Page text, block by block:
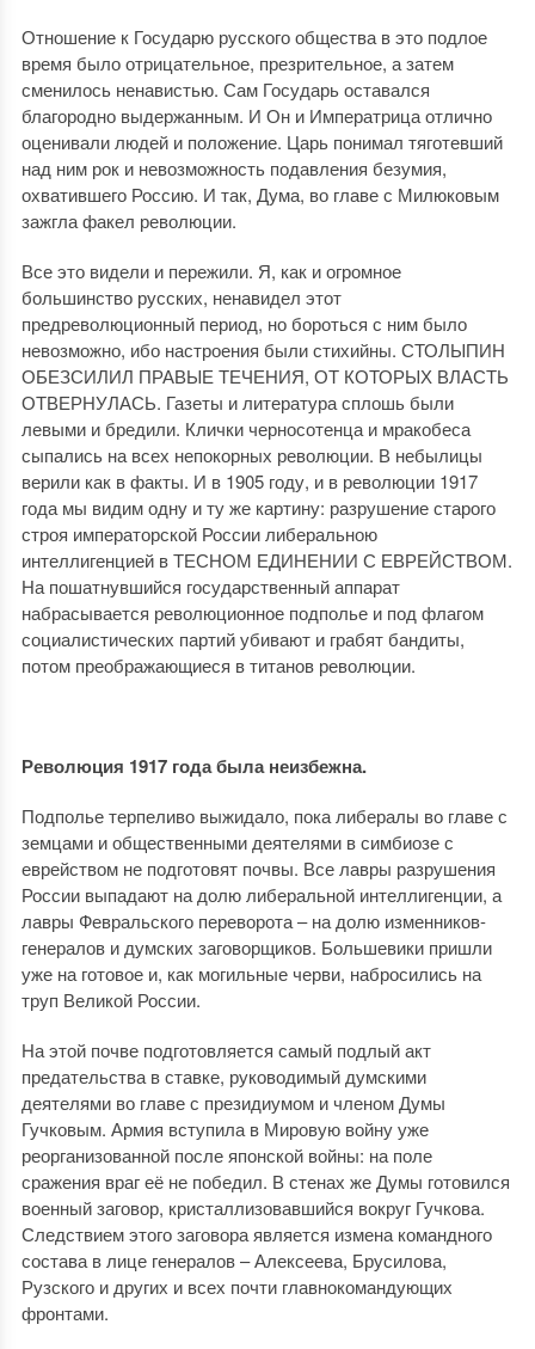
Отношение к Государю русского общества в это подлое
время было отрицательное, презрительное, а затем
сменилось ненавистью. Сам Государь оставался
благородно выдержанным. И Он и Императрица отлично
оценивали людей и положение. Царь понимал тяготевший
над ним рок и невозможность подавления безумия,
охватившего Россию. И так, Дума, во главе с Милюковым
зажгла факел революции.
Все это видели и пережили. Я, как и огромное
большинство русских, ненавидел этот
предреволюционный период, но бороться с ним было
невозможно, ибо настроения были стихийны. СТОЛЫПИН
ОБЕЗСИЛИЛ ПРАВЫЕ ТЕЧЕНИЯ, ОТ КОТОРЫХ ВЛАСТЬ
ОТВЕРНУЛАСЬ. Газеты и литература сплошь были
левыми и бредили. Клички черносотенца и мракобеса
сыпались на всех непокорных революции. В небылицы
верили как в факты. И в 1905 году, и в революции 1917
года мы видим одну и ту же картину: разрушение старого
строя императорской России либеральною
интеллигенцией в ТЕСНОМ ЕДИНЕНИИ С ЕВРЕЙСТВОМ.
На пошатнувшийся государственный аппарат
набрасывается революционное подполье и под флагом
социалистических партий убивают и грабят бандиты,
потом преображающиеся в титанов революции.
Революция 1917 года была неизбежна.
Подполье терпеливо выжидало, пока либералы во главе с
земцами и общественными деятелями в симбиозе с
еврейством не подготовят почвы. Все лавры разрушения
России выпадают на долю либеральной интеллигенции, а
лавры Февральского переворота – на долю изменников-
генералов и думских заговорщиков. Большевики пришли
уже на готовое и, как могильные черви, набросились на
труп Великой России.
На этой почве подготовляется самый подлый акт
предательства в ставке, руководимый думскими
деятелями во главе с президиумом и членом Думы
Гучковым. Армия вступила в Мировую войну уже
реорганизованной после японской войны: на поле
сражения враг её не победил. В стенах же Думы готовился
военный заговор, кристаллизовавшийся вокруг Гучкова.
Следствием этого заговора является измена командного
состава в лице генералов – Алексеева, Брусилова,
Рузского и других и всех почти главнокомандующих
фронтами.